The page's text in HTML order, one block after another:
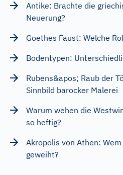
Antike: Brachte die
Neuerung?
Goethes Faust: Welche
Bodentypen:
Rubens&apos; Raub der
Sinnbild barocker Malerei
Warum wehen die
so heftig?
Akropolis von Athen:
geweiht?